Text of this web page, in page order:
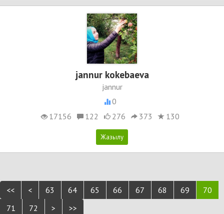
jannur kokebaeva
jannur
0
17156
122 276 373 130
<< < 63 64 65 66 67 68 69
70
71
72 > >>